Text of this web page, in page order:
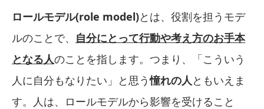
ロールモデル(role model)とは、役割を担うモデ
ルのことで、 自分にとって行動や考え方のお手本
となる人のことを指します。つまり、「こういう
人に自分もなりたい」と思う憧れの人 ともいえま
す。人は、ロールモデルから影響を受けること